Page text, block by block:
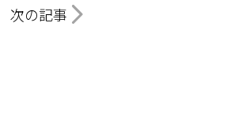
次の記事